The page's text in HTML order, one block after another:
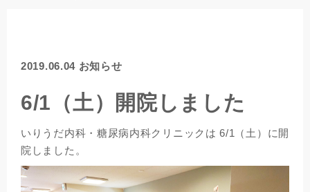
2019.06.04 お知らせ
6/1（土）開院しました
いりうだ内科・糖尿病内科クリニックは 6/1（土）に開
院しました。